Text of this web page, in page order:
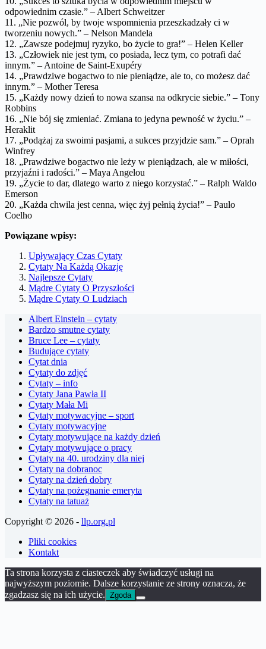
odpowiednim czasie.” – Albert Schweitzer
11. „Nie pozwól, by twoje wspomnienia przeszkadzały ci w
tworzeniu nowych.” – Nelson Mandela
12. „Zawsze podejmuj ryzyko, bo życie to gra!” – Helen Keller
13. „Człowiek nie jest tym, co posiada, lecz tym, co potrafi dać
innym.” – Antoine de Saint-Exupéry
14. „Prawdziwe bogactwo to nie pieniądze, ale to, co możesz dać
innym.” – Mother Teresa
15. „Każdy nowy dzień to nowa szansa na odkrycie siebie.” – Tony
Robbins
16. „Nie bój się zmieniać. Zmiana to jedyna pewność w życiu.” –
Heraklit
17. „Podążaj za swoimi pasjami, a sukces przyjdzie sam.” – Oprah
Winfrey
18. „Prawdziwe bogactwo nie leży w pieniądzach, ale w miłości,
przyjaźni i radości.” – Maya Angelou
19. „Życie to dar, dlatego warto z niego korzystać.” – Ralph Waldo
Emerson
20. „Każda chwila jest cenna, więc żyj pełnią życia!” – Paulo
Coelho
Powiązane wpisy:
Upływający Czas Cytaty
Cytaty Na Każdą Okazję
Najlepsze Cytaty
Mądre Cytaty O Przyszłości
Mądre Cytaty O Ludziach
Albert Einstein – cytaty
Bardzo smutne cytaty
Bruce Lee – cytaty
Budujące cytaty
Cytat dnia
Cytaty do zdjęć
Cytaty – info
Cytaty Jana Pawła II
Cytaty Mała Mi
Cytaty motywacyjne – sport
Cytaty motywacyjne
Cytaty motywujące na każdy dzień
Cytaty motywujące o pracy
Cytaty na 40. urodziny dla niej
Cytaty na dobranoc
Cytaty na dzień dobry
Cytaty na pożegnanie emeryta
Cytaty na tatuaż
Copyright © 2026 - llp.org.pl
Pliki cookies
Kontakt
Ta strona korzysta z ciasteczek aby świadczyć usługi na
najwyższym poziomie. Dalsze korzystanie ze strony oznacza, że
zgadzasz się na ich użycie. Zgoda